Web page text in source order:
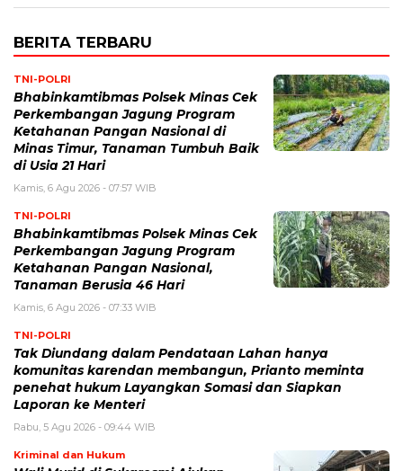
BERITA TERBARU
TNI-POLRI
Bhabinkamtibmas Polsek Minas Cek
Perkembangan Jagung Program
Ketahanan Pangan Nasional di
Minas Timur, Tanaman Tumbuh Baik
di Usia 21 Hari
Kamis, 6 Agu 2026 - 07:57 WIB
TNI-POLRI
Bhabinkamtibmas Polsek Minas Cek
Perkembangan Jagung Program
Ketahanan Pangan Nasional,
Tanaman Berusia 46 Hari
Kamis, 6 Agu 2026 - 07:33 WIB
TNI-POLRI
Tak Diundang dalam Pendataan Lahan hanya
komunitas karendan membangun, Prianto meminta
penehat hukum Layangkan Somasi dan Siapkan
Laporan ke Menteri
Rabu, 5 Agu 2026 - 09:44 WIB
Kriminal dan Hukum